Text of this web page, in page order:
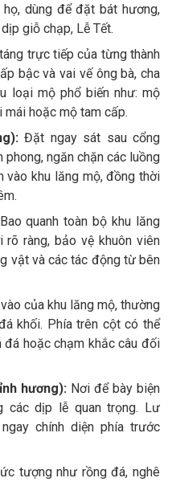
dùng để đặt bát hương,
giỗ chạp, Lễ Tết.
trực tiếp của từng thành
bậc và vai vế ông bà, cha
loại mộ phổ biến như: mộ
mái hoặc mộ tam cấp.
Đặt ngay sát sau cổng
phong, ngăn chặn các luồng
vào khu lăng mộ, đồng thời
quanh toàn bộ khu lăng
ràng, bảo vệ khuôn viên
vật và các tác động từ bên
của khu lăng mộ, thường
khối. Phía trên cột có thể
hoặc chạm khắc câu đối
hương): Nơi để bày biện
các dịp lễ quan trọng. Lư
chính diện phía trước
tượng như rồng đá, nghê